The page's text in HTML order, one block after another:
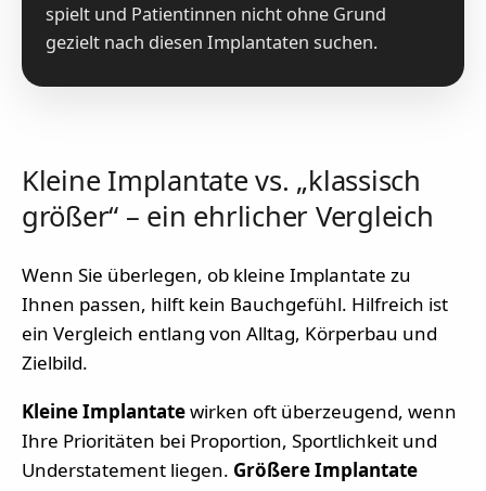
spielt und Patientinnen nicht ohne Grund
gezielt nach diesen Implantaten suchen.
Kleine Implantate vs. „klassisch
größer“ – ein ehrlicher Vergleich
Wenn Sie überlegen, ob kleine Implantate zu
Ihnen passen, hilft kein Bauchgefühl. Hilfreich ist
ein Vergleich entlang von Alltag, Körperbau und
Zielbild.
Kleine Implantatewirken oft überzeugend, wenn
Ihre Prioritäten bei Proportion, Sportlichkeit und
Understatement liegen. Größere Implantate